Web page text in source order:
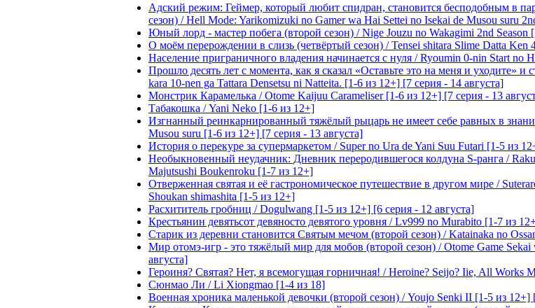
Адский режим: Геймер, который любит спидран, становится бесподобным в
сезон) / Hell Mode: Yarikomizuki no Gamer wa Hai Settei no Isekai de Musou suru
Юный лорд - мастер побега (второй сезон) / Nige Jouzu no Wakagimi 2nd Season
О моём перерождении в слизь (четвёртый сезон) / Tensei shitara Slime Datta Ken
Население приграничного владения начинается с нуля / Ryoumin 0-nin Start no
Прошло десять лет с момента, как я сказал «Оставьте это на меня и уходите»
kara 10-nen ga Tattara Densetsu ni Natteita. [1-6 из 12+] [7 серия - 14 августа]
Монстрик Карамелька / Otome Kaijuu Carameliser [1-6 из 12+] [7 серия - 13
Табакошка / Yani Neko [1-6 из 12+]
Изгнанный реинкарнированный тяжёлый рыцарь не имеет себе равных в
Musou suru [1-6 из 12+] [7 серия - 13 августа]
История о перекуре за супермаркетом / Super no Ura de Yani Suu Futari [1-5 из
Необыкновенный неудачник: Дневник переродившегося колдуна S-ранга /
Majutsushi Boukenroku [1-7 из 12+]
Отверженная святая и её гастрономическое путешествие в другом мире /
Shoukan shimashita [1-5 из 12+]
Расхититель гробниц / Dogulwang [1-5 из 12+] [6 серия - 12 августа]
Крестьянин девятьсот девяносто девятого уровня / Lv999 no Murabito [1-7 из
Старик из деревни становится Святым мечом (второй сезон) / Katainaka no
Мир отомэ-игр - это тяжёлый мир для мобов (второй сезон) / Otome Game
августа]
Героиня? Святая? Нет, я всемогущая горничная! / Heroine? Seijo? Iie, All Works
Сюнмао Ли / Li Xiongmao [1-4 из 18]
Военная хроника маленькой девочки (второй сезон) / Youjo Senki II [1-5 из 12+]